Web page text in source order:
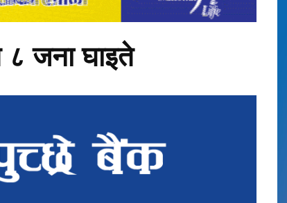
८ जना घाइते